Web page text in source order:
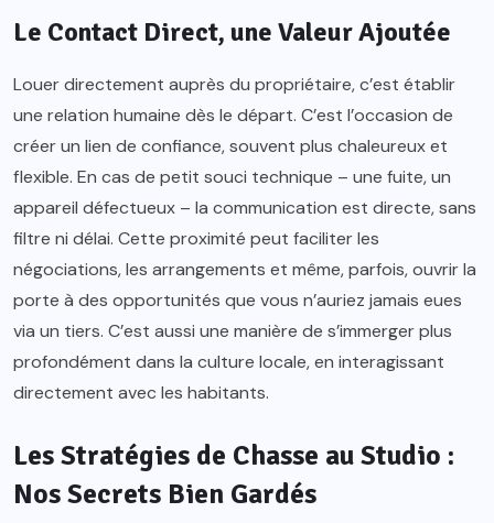
Le Contact Direct, une Valeur Ajoutée
Louer directement auprès du propriétaire, c’est établir
une relation humaine dès le départ. C’est l’occasion de
créer un lien de confiance, souvent plus chaleureux et
flexible. En cas de petit souci technique – une fuite, un
appareil défectueux – la communication est directe, sans
filtre ni délai. Cette proximité peut faciliter les
négociations, les arrangements et même, parfois, ouvrir la
porte à des opportunités que vous n’auriez jamais eues
via un tiers. C’est aussi une manière de s’immerger plus
profondément dans la culture locale, en interagissant
directement avec les habitants.
Les Stratégies de Chasse au Studio :
Nos Secrets Bien Gardés